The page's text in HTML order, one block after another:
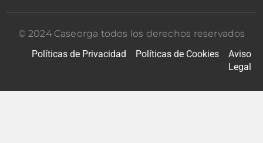
© 2024 Caseorga todos los derechos reservados
Políticas de Privacidad Políticas de Cookies Aviso
Legal